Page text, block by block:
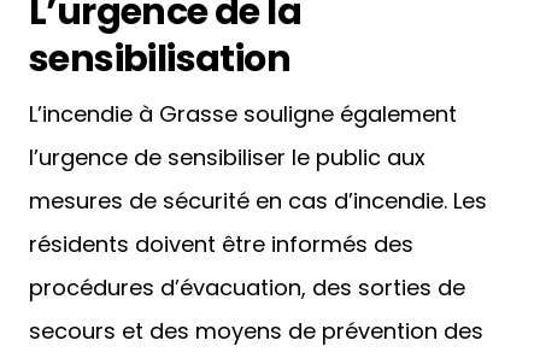
L’urgence de la
sensibilisation
L’incendie à Grasse souligne également
l’urgence de sensibiliser le public aux
mesures de sécurité en cas d’incendie. Les
résidents doivent être informés des
procédures d’évacuation, des sorties de
secours et des moyens de prévention des